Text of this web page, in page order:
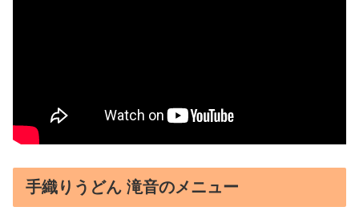
手織りうどん 滝音のメニュー